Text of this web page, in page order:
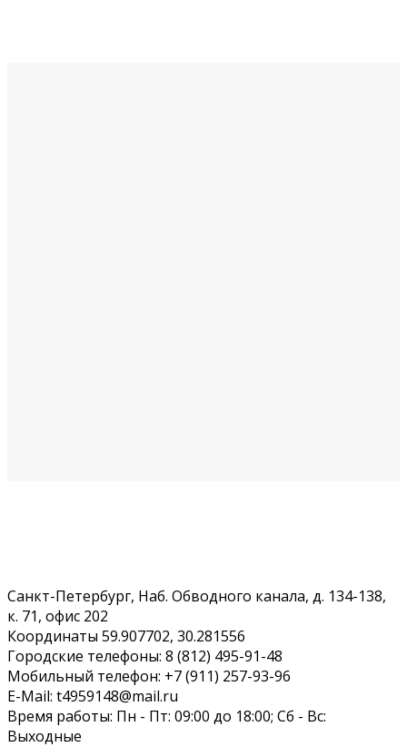
Санкт-Петербург, Наб. Обводного канала, д. 134-138,
к. 71, офис 202
Координаты 59.907702, 30.281556
Городские телефоны: 8 (812) 495-91-48
Мобильный телефон: +7 (911) 257-93-96
E-Mail: t4959148@mail.ru
Время работы: Пн - Пт: 09:00 до 18:00; Сб - Вс:
Выходные